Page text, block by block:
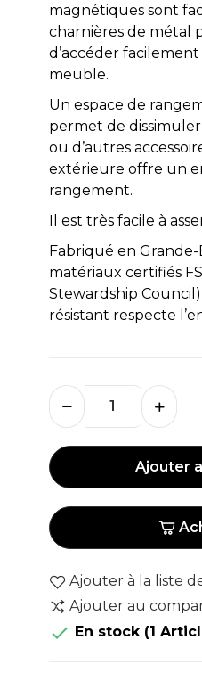
magnétiques sont
charnières de métal
d’accéder
meuble.
Un espace de
permet de
ou d’autres
extérieure offre un
rangement.
Il est très facile à
Fabriqué en
matériaux certifiés
Stewardship
résistant respecte
Ajouter
Ajouter à la liste
Ajouter au
 En stock (1